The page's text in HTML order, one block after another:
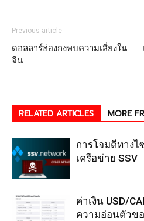
Previous article
ดอลลาร์ฮ่องกงพบความเสี่ยงใน
จีน
RELATED ARTICLES MORE
การโจมตีทางไ
เครือข่าย SSV
ค่าเงิน USD/
ความอ่อนตัวขอ